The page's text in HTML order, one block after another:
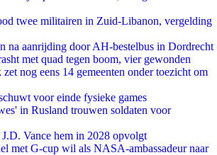
twee militairen in Zuid-Libanon, vergelding
na aanrijding door AH-bestelbus in Dordrecht
met quad tegen boom, vier gewonden
nog eens 14 gemeenten onder toezicht om
voor einde fysieke games
in Rusland trouwen soldaten voor
Vance hem in 2028 opvolgt
met G-cup wil als NASA-ambassadeur naar